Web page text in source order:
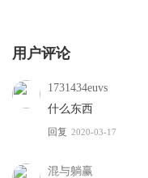
用户评论
1731434euvs
什么东西
回复 2020-03-17
混与躺赢